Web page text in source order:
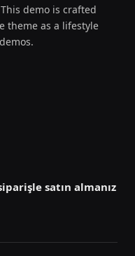
demo is crafted
theme as a lifestyle
satın almanız